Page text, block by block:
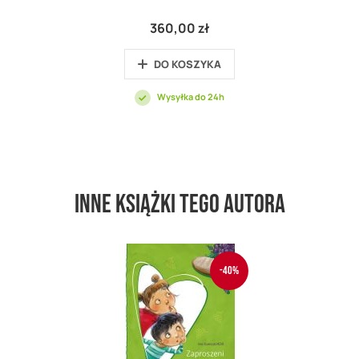
360,00 zł
DO KOSZYKA
Wysyłka do 24h
Inne książki tego autora
-40%